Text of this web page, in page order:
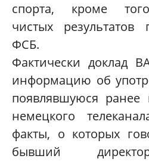
спорта, кроме
чистых результатов
ФСБ.
Фактически доклад
информацию об
появлявшуюся ранее
немецкого
факты, о которых
бывший